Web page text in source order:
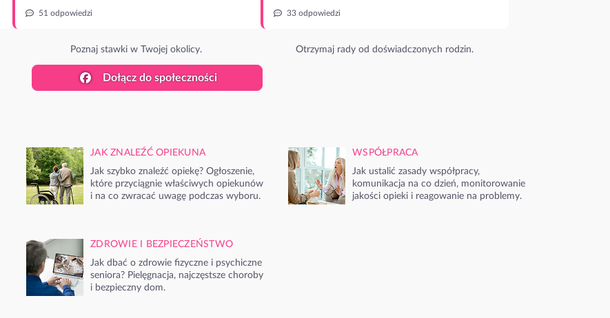
51 odpowiedzi
Poznaj stawki w Twojej okolicy.
33 odpowiedzi
Otrzymaj rady od doświadczonych rodzin.
Dołącz do społeczności
JAK ZNALEŹĆ OPIEKUNA
Jak szybko znaleźć opiekę? Ogłoszenie,
które przyciągnie właściwych opiekunów
i na co zwracać uwagę podczas wyboru.
WSPÓŁPRACA
Jak ustalić zasady współpracy,
komunikacja na co dzień, monitorowanie
jakości opieki i reagowanie na problemy.
ZDROWIE I BEZPIECZEŃSTWO
Jak dbać o zdrowie fizyczne i psychiczne
seniora? Pielęgnacja, najczęstsze choroby
i bezpieczny dom.